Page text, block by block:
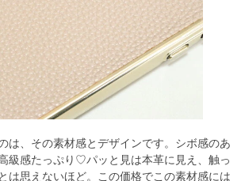
は、その素材感とデザインです。シボ感のあ
級感たっぷり♡パッと見は本革に見え、触っ
は思えないほど。この価格でこの素材感には